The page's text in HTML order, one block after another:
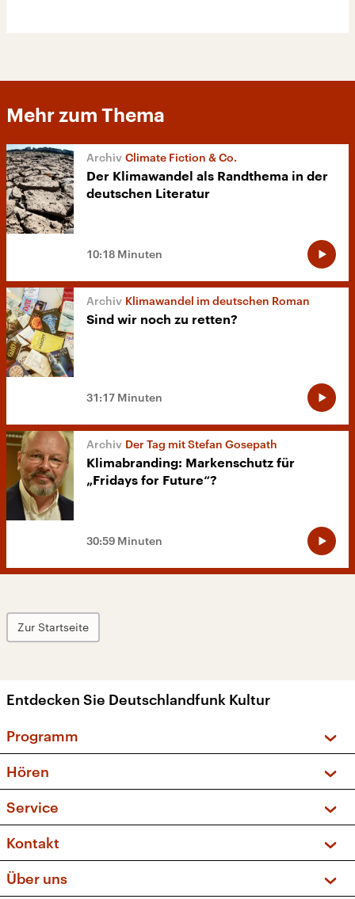
Mehr zum Thema
Climate Fiction & Co.
Der Klimawandel als Randthema in der
deutschen Literatur
10:18 Minuten
Klimawandel im deutschen Roman
Sind wir noch zu retten?
31:17 Minuten
Der Tag mit Stefan Gosepath
Klimabranding: Markenschutz für
„Fridays for Future“?
30:59 Minuten
Zur Startseite
Entdecken Sie Deutschlandfunk Kultur
Programm
Sendungen und Podcasts
Musikliste
Kakadu – Das Kinderprogramm
Hören
Frequenzen (UKW + DAB+)
Service
FAQ
Apps
Newsletter
Kontakt
Über uns